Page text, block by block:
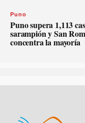
Puno
Puno supera 1,113
sarampión y San
concentra la mayoría